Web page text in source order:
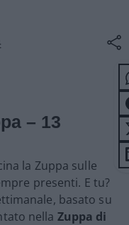
– 13
la Zuppa sulle
presenti. E tu?
basato su
nella Zuppa di